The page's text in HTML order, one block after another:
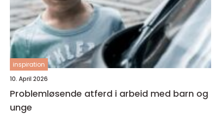
inspiration
10. April 2026
Problemløsende atferd i arbeid med barn og
unge